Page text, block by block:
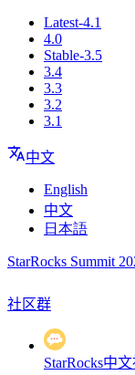
Latest-4.1
4.0
Stable-3.5
3.4
3.3
3.2
3.1
中文
English
中文
日本語
StarRocks Summit
社区群
StarRocks中